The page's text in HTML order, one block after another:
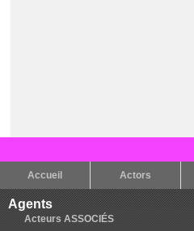
Accueil Actors
Agents
Acteurs ASSOCIÉS